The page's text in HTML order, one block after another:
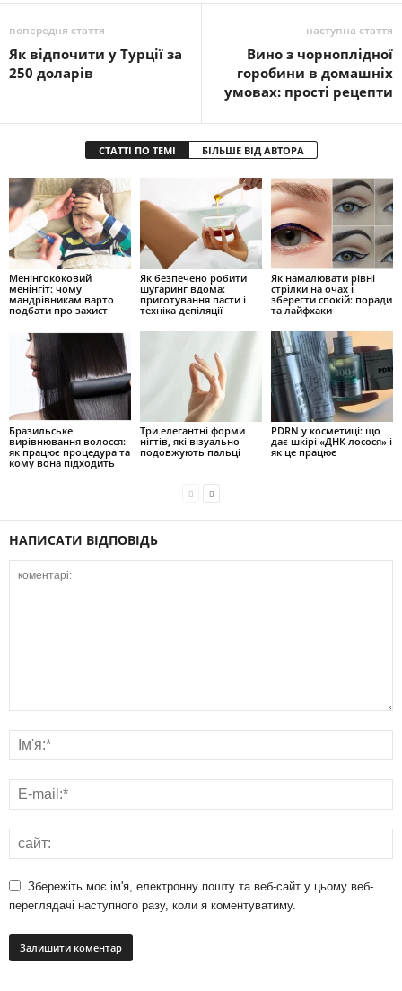
попередня стаття
Як відпочити у Турції за
250 доларів
наступна стаття
Вино з чорноплідної
горобини в домашніх
умовах: прості рецепти
СТАТТІ ПО ТЕМІ БІЛЬШЕ ВІД АВТОРА
Менінгококовий
менінгіт: чому
мандрівникам варто
подбати про захист
Як безпечено робити
шугаринг вдома:
приготування пасти і
техніка депіляції
Як намалювати рівні
стрілки на очах і
зберегти спокій: поради
та лайфхаки
Бразильське
вирівнювання волосся:
як працює процедура та
кому вона підходить
Три елегантні форми
нігтів, які візуально
подовжують пальці
PDRN у косметиці: що
дає шкірі «ДНК лосося» і
як це працює
НАПИСАТИ ВІДПОВІДЬ
Збережіть моє ім'я, електронну пошту та веб-сайт у цьому веб-
переглядачі наступного разу, коли я коментуватиму.